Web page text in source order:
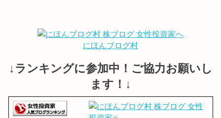
にほんブログ村
↓ランキングに参加中！ご協力お願いし
ます！↓